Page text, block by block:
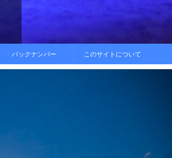
バックナンバー このサイトについて